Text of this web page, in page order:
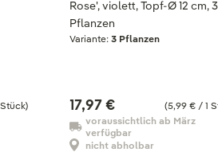
Rose', violett, Topf-Ø 12 cm, 3
Pflanzen
Variante:3 Pflanzen
(5,99 € / 1
17,97 €
voraussichtlich ab März
verfügbar
nicht abholbar